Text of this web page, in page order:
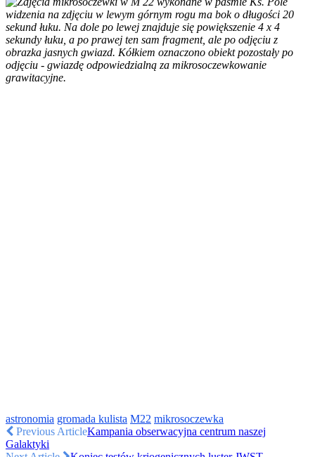
astronomia gromada kulista M22 mikrosoczewka
Previous ArticleKampania obserwacyjna centrum naszej
Galaktyki